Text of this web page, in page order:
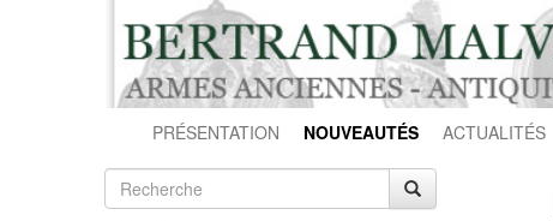
PRÉSENTATION NOUVEAUTÉS ACTUALITÉS